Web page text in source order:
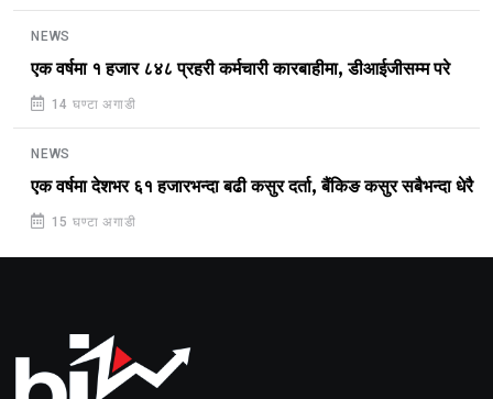
NEWS
एक वर्षमा १ हजार ८४८ प्रहरी कर्मचारी कारबाहीमा, डीआईजीसम्म परे
14 घण्टा अगाडी
NEWS
एक वर्षमा देशभर ६१ हजारभन्दा बढी कसुर दर्ता, बैंकिङ कसुर सबैभन्दा धेरै
15 घण्टा अगाडी